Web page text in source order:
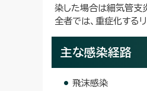
染した場合は細気管支
全者では、重症化する
主な感染経路
飛沫感染